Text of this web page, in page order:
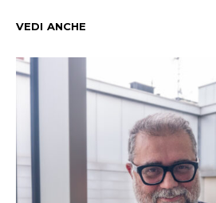
VEDI ANCHE